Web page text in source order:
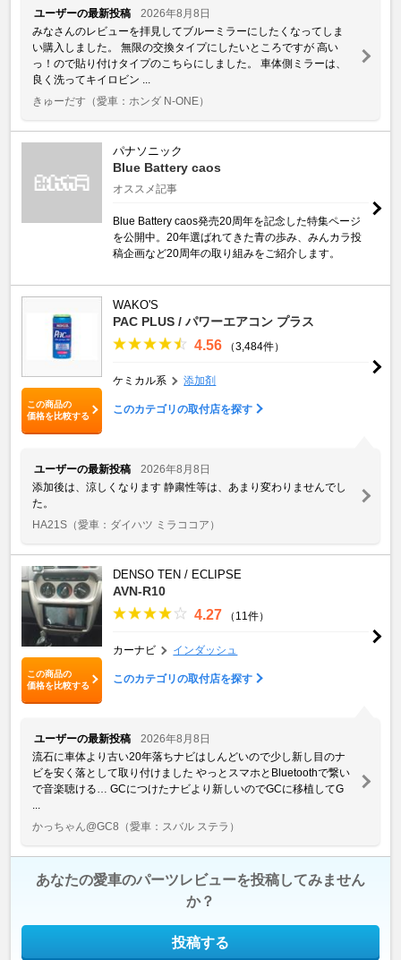
ユーザーの最新投稿
2026年8月8日
みなさんのレビューを拝見してブルーミラーにしたくなってしま
い購入しました。 無限の交換タイプにしたいところですが 高い
っ！ので貼り付けタイプのこちらにしました。 車体側ミラーは、
良く洗ってキイロビン ...
きゅーだす （愛車：ホンダ N-ONE）
パナソニック
Blue Battery caos
オススメ記事
Blue Battery caos発売20周年を記念した特集ページ
を公開中。20年選ばれてきた青の歩み、みんカラ投
稿企画など20周年の取り組みをご紹介します。
この商品の
価格を比較する
WAKO'S
PAC PLUS / パワーエアコン プラス
4.56 （3,484件）
ケミカル系 添加剤
このカテゴリの取付店を探す
ユーザーの最新投稿
2026年8月8日
添加後は、涼しくなります 静粛性等は、あまり変わりませんでし
た。
HA21S （愛車：ダイハツ ミラココア）
この商品の
価格を比較する
DENSO TEN / ECLIPSE
AVN-R10
4.27 （11件）
カーナビ インダッシュ
このカテゴリの取付店を探す
ユーザーの最新投稿
2026年8月8日
流石に車体より古い20年落ちナビはしんどいので少し新し目のナ
ビを安く落として取り付けました やっとスマホとBluetoothで繋い
で音楽聴ける… GCにつけたナビより新しいのでGCに移植してG
かっちゃん@GC8 （愛車：スバル ステラ）
あなたの愛車のパーツレビューを投稿してみません
か？
投稿する